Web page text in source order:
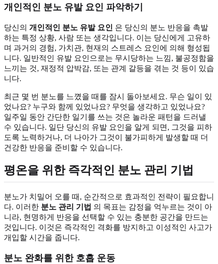
개인적인 분노 유발 요인 파악하기
당신의 개인적인 분노 유발 요인 은 당신의 분노 반응을 촉발
하는 특정 상황, 사람 또는 생각입니다. 이는 당신에게 고유하
며 과거의 경험, 가치관, 현재의 스트레스 요인에 의해 형성됩
니다. 일반적인 유발 요인으로는 무시당하는 느낌, 불공정함을
느끼는 것, 재정적 압박감, 또는 관계 갈등을 겪는 것 등이 있습
니다.
최근 몇 번 분노를 느꼈을 때를 잠시 돌아보세요. 무슨 일이 있
었나요? 누구와 함께 있었나요? 무엇을 생각하고 있었나요?
일주일 동안 간단한 일기를 쓰는 것은 놀라운 패턴을 드러낼
수 있습니다. 일단 당신의 유발 요인을 알게 되면, 그것을 피하
도록 노력하거나, 더 나아가 그것이 불가피하게 발생할 때 더
건강한 반응을 준비할 수 있습니다.
평온을 위한 즉각적인 분노 관리 기법
분노가 치밀어 오를 때, 순간적으로 효과적인 전략이 필요합니
다. 이러한 분노 관리 기법 의 목표는 감정을 억누르는 것이 아
니라, 현명하게 반응을 선택할 수 있는 충분한 공간을 만드는
것입니다. 이것은 즉각적인 격화를 방지하고 이성적인 사고가
개입할 시간을 줍니다.
분노 완화를 위한 호흡 운동